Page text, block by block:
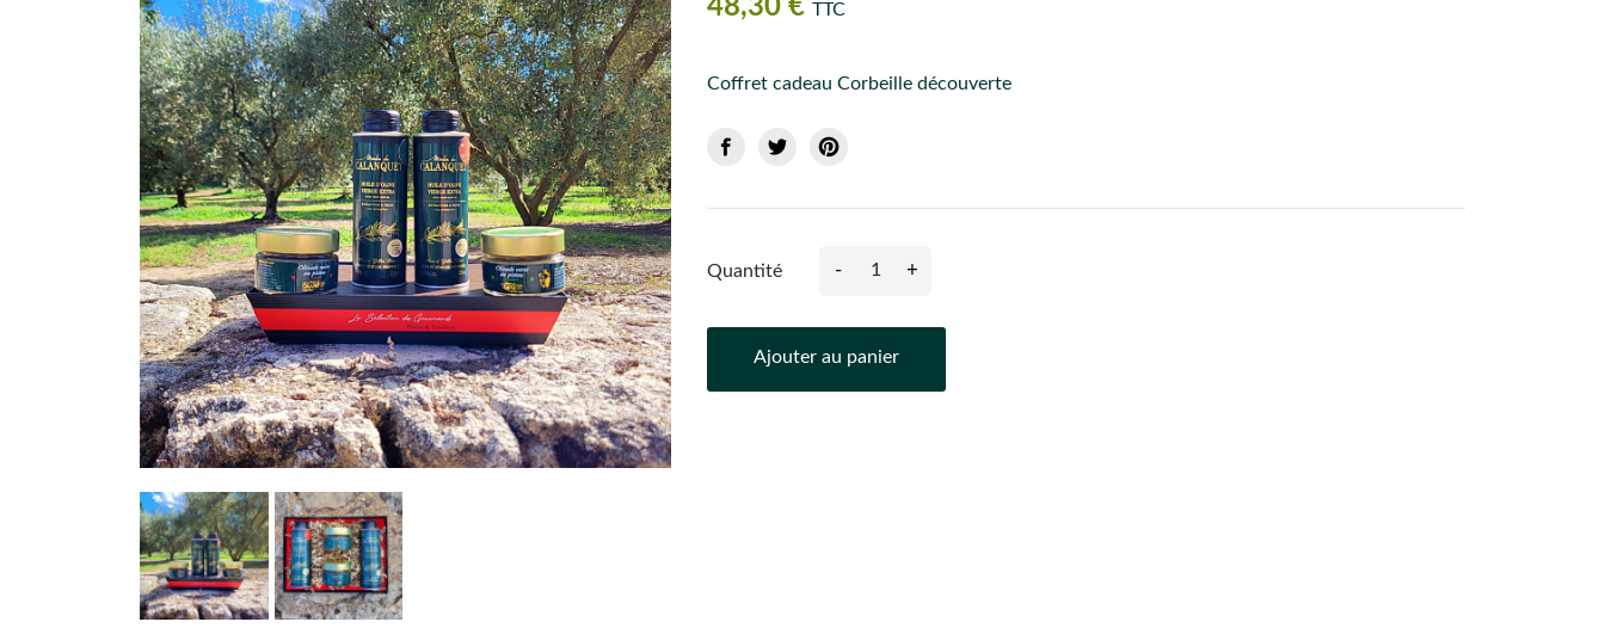
48,30 € TTC
Coffret cadeau Corbeille découverte
Quantité - +
Ajouter au panier